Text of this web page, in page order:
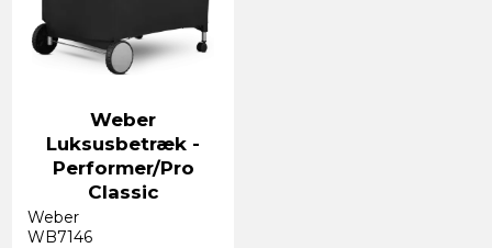
Weber
Luksusbetræk -
Performer/Pro
Classic
Weber
WB7146